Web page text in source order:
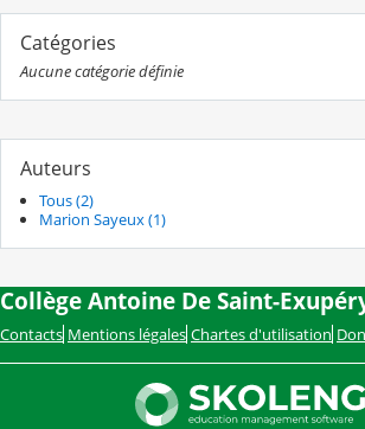
Catégories
Aucune catégorie définie
Auteurs
Tous (2)
Marion Sayeux (1)
Collège Antoine De Saint-
Contacts Mentions légales Chartes d'utilisation